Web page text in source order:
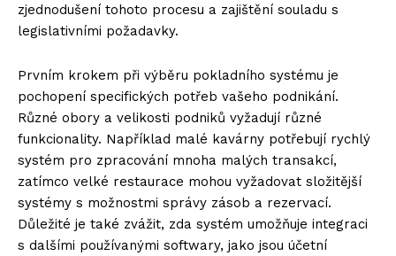
zjednodušení tohoto procesu a zajištění souladu s
legislativními požadavky.
Prvním krokem při výběru pokladního systému je
pochopení specifických potřeb vašeho podnikání.
Různé obory a velikosti podniků vyžadují různé
funkcionality. Například malé kavárny potřebují rychlý
systém pro zpracování mnoha malých transakcí,
zatímco velké restaurace mohou vyžadovat složitější
systémy s možnostmi správy zásob a rezervací.
Důležité je také zvážit, zda systém umožňuje integraci
s dalšími používanými softwary, jako jsou účetní